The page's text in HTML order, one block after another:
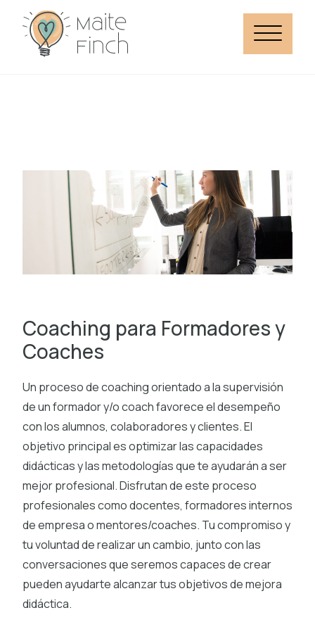
Coaching para Formadores y
Coaches
Un proceso de coaching orientado a la supervisión
de un formador y/o coach favorece el desempeño
con los alumnos, colaboradores y clientes. El
objetivo principal es optimizar las capacidades
didácticas y las metodologías que te ayudarán a ser
mejor profesional. Disfrutan de este proceso
profesionales como docentes, formadores internos
de empresa o mentores/coaches. Tu compromiso y
tu voluntad de realizar un cambio, junto con las
conversaciones que seremos capaces de crear
pueden ayudarte alcanzar tus objetivos de mejora
didáctica.